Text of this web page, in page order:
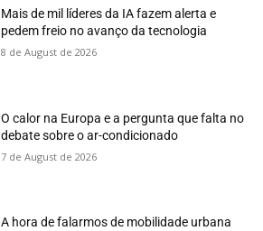
Mais de mil líderes da IA fazem alerta e
pedem freio no avanço da tecnologia
8 de August de 2026
O calor na Europa e a pergunta que falta no
debate sobre o ar-condicionado
7 de August de 2026
A hora de falarmos de mobilidade urbana